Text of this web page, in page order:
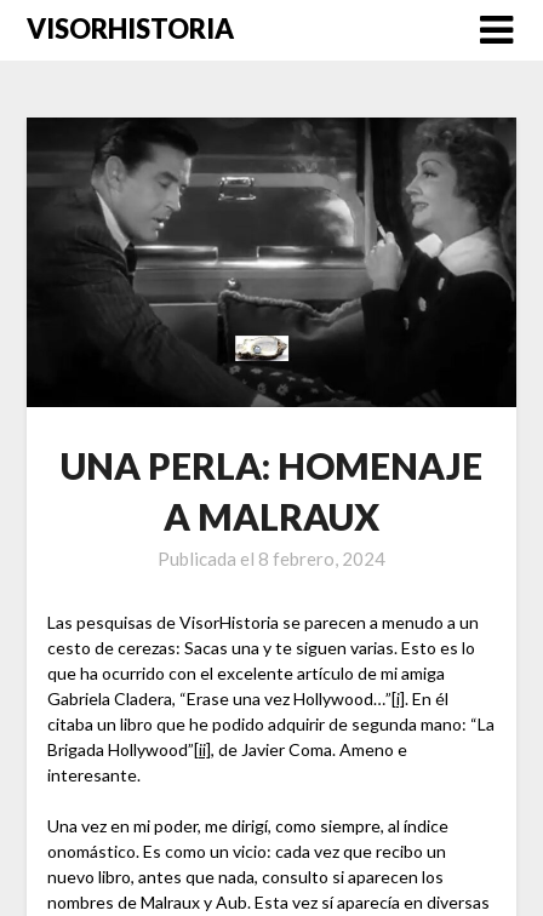
SaltarVISORHISTORIA
UNA PERLA: HOMENAJE
A MALRAUX
Publicada el 8 febrero, 2024
Las pesquisas de VisorHistoria se parecen a menudo a un
cesto de cerezas: Sacas una y te siguen varias. Esto es lo
que ha ocurrido con el excelente artículo de mi amiga
Gabriela Cladera, “Erase una vez Hollywood…”[i]. En él
citaba un libro que he podido adquirir de segunda mano: “La
Brigada Hollywood”[ii], de Javier Coma. Ameno e
interesante.
Una vez en mi poder, me dirigí, como siempre, al índice
onomástico. Es como un vicio: cada vez que recibo un
nuevo libro, antes que nada, consulto si aparecen los
nombres de Malraux y Aub. Esta vez sí aparecía en diversas